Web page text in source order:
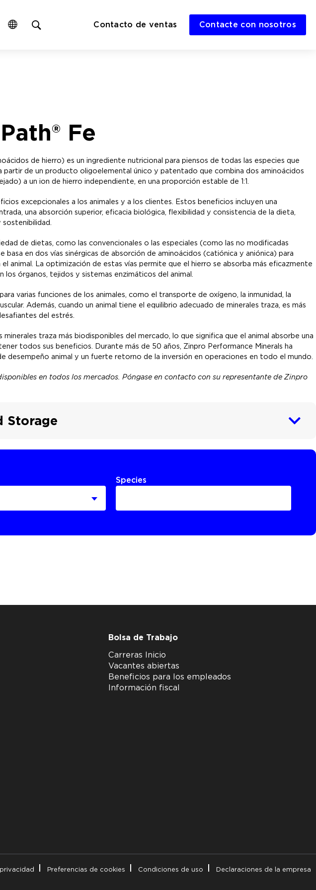
Contacto de ventas Contacte con nosotros
Fe
de hierro) es un ingrediente nutricional para piensos de todas las especies que
partir de un producto oligoelemental único y patentado que combina dos aminoácidos
a un ion de hierro independiente, en una proporción estable de 1:1.
excepcionales a los animales y a los clientes. Estos beneficios incluyen una
una absorción superior, eficacia biológica, flexibilidad y consistencia de la dieta,
de dietas, como las convencionales o las especiales (como las no modificadas
en dos vías sinérgicas de absorción de aminoácidos (catiónica y aniónica) para
animal. La optimización de estas vías permite que el hierro se absorba más eficazmente
órganos, tejidos y sistemas enzimáticos del animal.
varias funciones de los animales, como el transporte de oxígeno, la inmunidad, la
Además, cuando un animal tiene el equilibrio adecuado de minerales traza, es más
del estrés.
minerales traza más biodisponibles del mercado, lo que significa que el animal absorbe una
todos sus beneficios. Durante más de 50 años, Zinpro Performance Minerals ha
desempeño animal y un fuerte retorno de la inversión en operaciones en todo el mundo.
en todos los mercados. Póngase en contacto con su representante de Zinpro
Storage
Species
Bolsa de Trabajo
Carreras Inicio
Vacantes abiertas
Beneficios para los empleados
Información fiscal
Preferencias de cookies Condiciones de uso Declaraciones de la empresa